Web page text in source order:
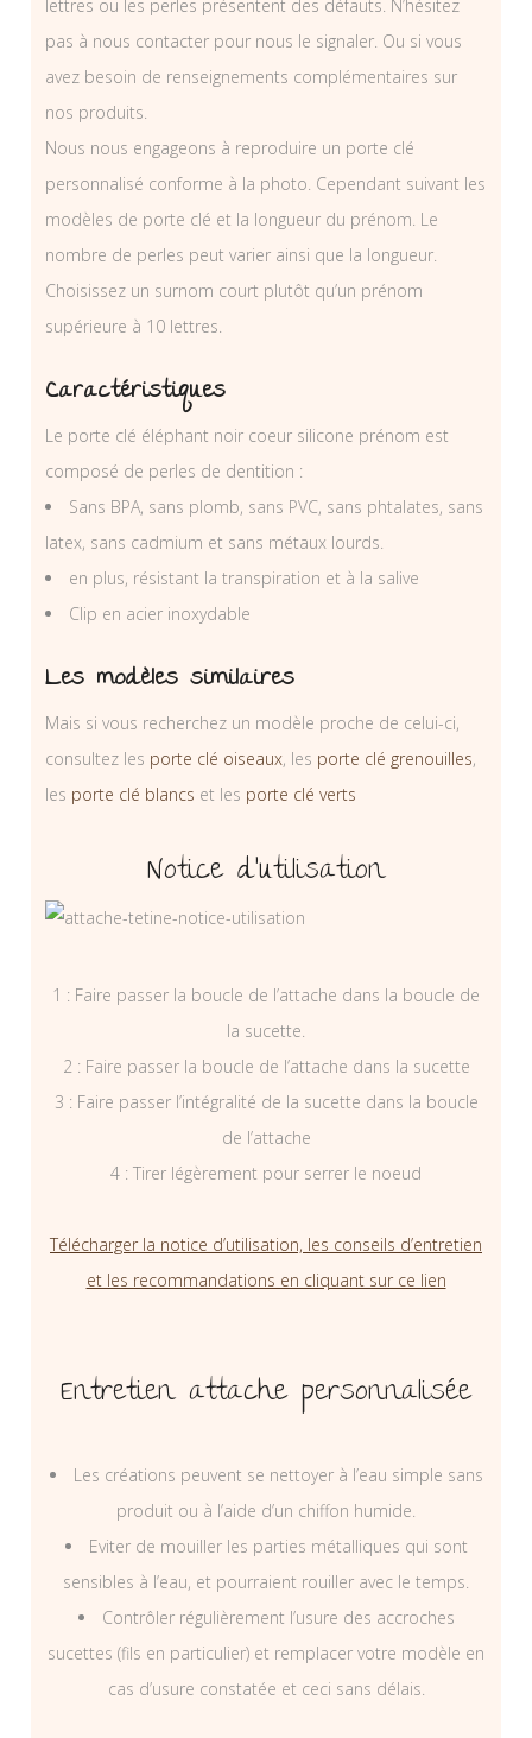
lettres ou les perles présentent des défauts. N’hésitez
pas à nous contacter pour nous le signaler. Ou si vous
avez besoin de renseignements complémentaires sur
nos produits.
Nous nous engageons à reproduire un porte clé
personnalisé conforme à la photo. Cependant suivant les
modèles de porte clé et la longueur du prénom. Le
nombre de perles peut varier ainsi que la longueur.
Choisissez un surnom court plutôt qu’un prénom
supérieure à 10 lettres.
Caractéristiques
Le porte clé éléphant noir coeur silicone prénom est
composé de perles de dentition :
Sans BPA, sans plomb, sans PVC, sans phtalates, sans
latex, sans cadmium et sans métaux lourds.
en plus, résistant la transpiration et à la salive
Clip en acier inoxydable
Les modèles similaires
Mais si vous recherchez un modèle proche de celui-ci,
consultez les porte clé oiseaux, les porte clé grenouilles,
les porte clé blancs et les porte clé verts
Notice d’utilisation
1 : Faire passer la boucle de l’attache dans la boucle de
la sucette.
2 : Faire passer la boucle de l’attache dans la sucette
3 : Faire passer l’intégralité de la sucette dans la boucle
de l’attache
4 : Tirer légèrement pour serrer le noeud
Télécharger la notice d’utilisation, les conseils d’entretien
et les recommandations en cliquant sur ce lien
Entretien attache personnalisée
Les créations peuvent se nettoyer à l’eau simple sans
produit ou à l’aide d’un chiffon humide.
Eviter de mouiller les parties métalliques qui sont
sensibles à l’eau, et pourraient rouiller avec le temps.
Contrôler régulièrement l’usure des accroches
sucettes (fils en particulier) et remplacer votre modèle en
cas d’usure constatée et ceci sans délais.